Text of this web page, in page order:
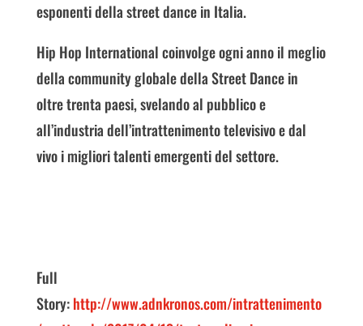
esponenti della street dance in Italia.
Hip Hop International coinvolge ogni anno il meglio
della community globale della Street Dance in
oltre trenta paesi, svelando al pubblico e
all’industria dell’intrattenimento televisivo e dal
vivo i migliori talenti emergenti del settore.
Full
Story:http://www.adnkronos.com/intrattenimento